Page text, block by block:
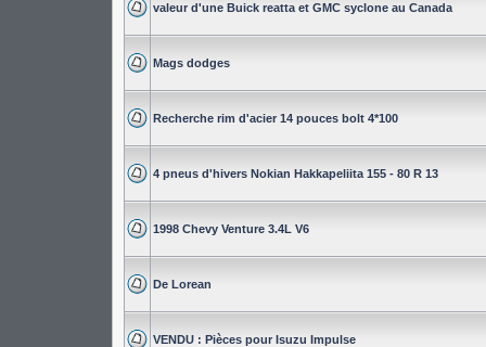
valeur d'une Buick reatta et GMC syclone au Canada
Mags dodges
Recherche rim d'acier 14 pouces bolt 4*100
4 pneus d'hivers Nokian Hakkapeliita 155 - 80 R 13
1998 Chevy Venture 3.4L V6
De Lorean
VENDU : Pièces pour Isuzu Impulse